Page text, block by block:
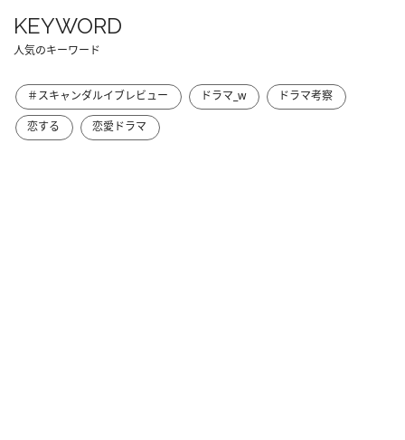
KEYWORD
人気のキーワード
＃スキャンダルイブレビュー ドラマ_w
ドラマ考察
恋する
恋愛ドラマ